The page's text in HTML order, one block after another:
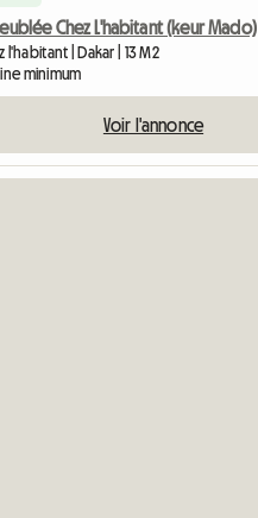
Chez L'habitant (keur Mado)
l'habitant | Dakar | 13 M2
minimum
Voir l'annonce